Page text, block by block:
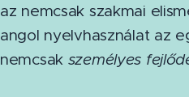
az nemcsak szakmai
angol nyelvhasználat az
nemcsak személyes